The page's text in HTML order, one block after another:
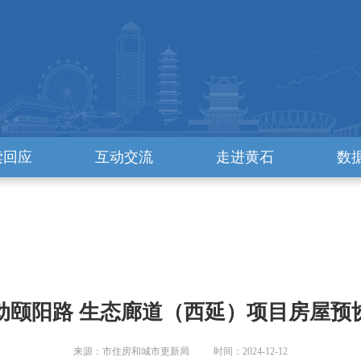
应 互动交流 走进黄石 数
颐阳路 生态廊道（西延）项目房屋预
来源：市住房和城市更新局 时间：2024-12-12